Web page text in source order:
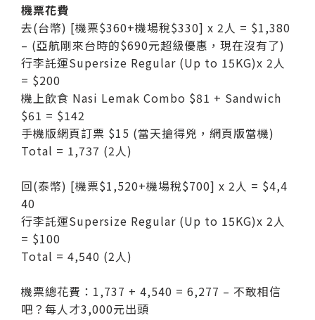
機票花費
去(台幣) [機票$360+機場稅$330] x 2人 = $1,380
– (亞航剛來台時的$690元超級優惠，現在沒有了)
行李託運Supersize Regular (Up to 15KG)x 2人
= $200
機上飲食 Nasi Lemak Combo $81 + Sandwich
$61 = $142
手機版網頁訂票 $15 (當天搶得兇，網頁版當機)
Total = 1,737 (2人)
回(泰幣) [機票$1,520+機場稅$700] x 2人 = $4,4
40
行李託運Supersize Regular (Up to 15KG)x 2人
= $100
Total = 4,540 (2人)
機票總花費：1,737 + 4,540 = 6,277 – 不敢相信
吧？每人才3,000元出頭